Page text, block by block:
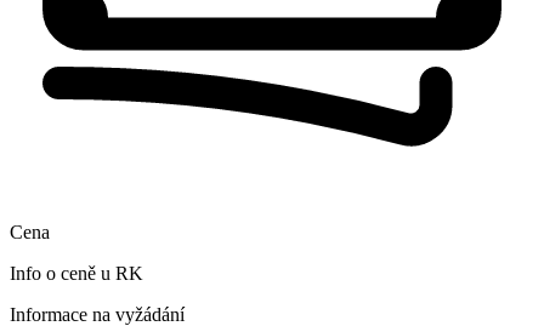
Cena
Info o ceně u RK
Informace na vyžádání